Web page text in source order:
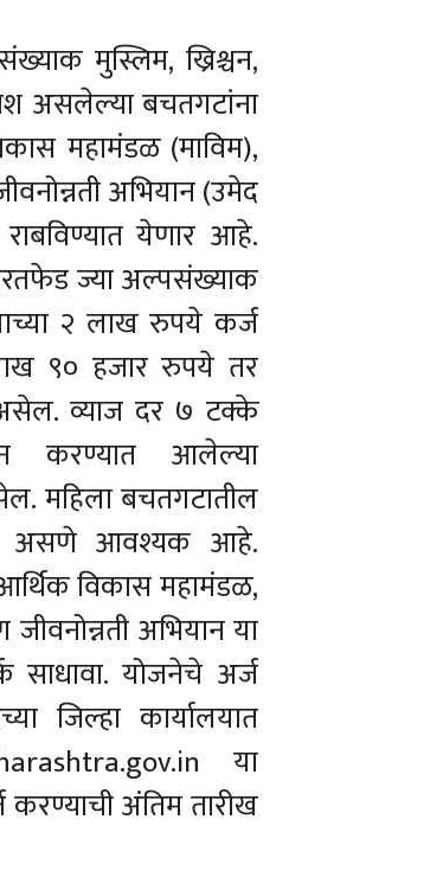
मुस्लिम, ख्रिश्चन,
असलेल्या बचतगटांना
महामंडळ (माविम),
अभियान (उमेद
येणार आहे.
परतफेड ज्या अल्पसंख्याक
२ लाख रुपये कर्ज
लाख ९० हजार रुपये तर
व्याज दर ७ टक्के
करण्यात आलेल्या
महिला बचतगटातील
असणे आवश्यक आहे.
विकास महामंडळ,
जीवनोन्नती अभियान या
साधावा. योजनेचे अर्ज
जिल्हा कार्यालयात
या
अंतिम तारीख